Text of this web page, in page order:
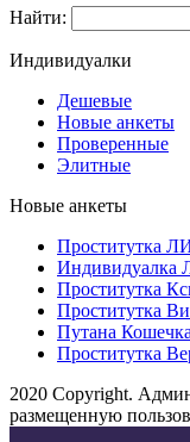
Найти:
Индивидуалки
Дешевые
Новые анкеты
Проверенные
Элитные
Новые анкеты
Проститутка
Индивидуалка
Проститутка
Проститутка
Путана
Проститутка
2020 Copyright.
размещенную